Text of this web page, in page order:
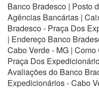
Banco Bradesco | Posto
Agências Bancárias |
Bradesco - Praça Dos
| Endereço Banco
Cabo Verde - MG |
Praça Dos
Avaliações do Banco
Expedicionários - Cabo